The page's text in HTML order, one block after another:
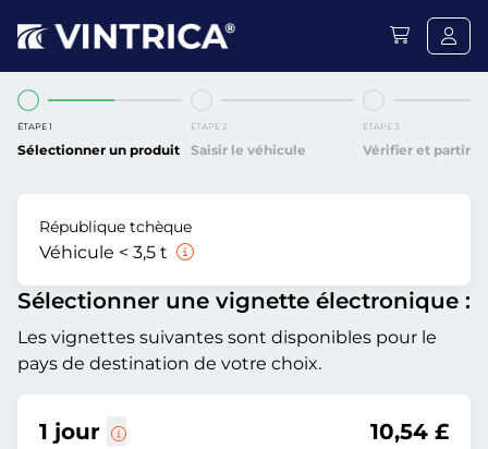
ÉTAPE 1
Sélectionner un produit
ÉTAPE 2
Saisir le véhicule
ÉTAPE 3
Vérifier et partir
République tchèque
Véhicule < 3,5 t
Sélectionner une vignette électronique :
Les vignettes suivantes sont disponibles pour le
pays de destination de votre choix.
1 jour 10,54 £